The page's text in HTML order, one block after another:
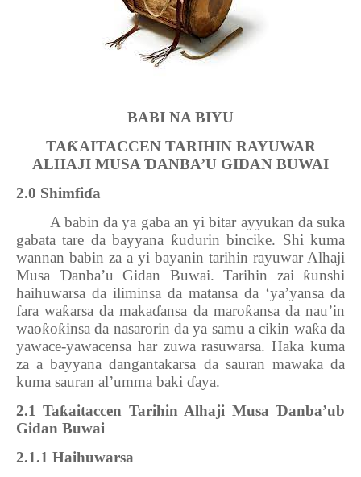
BABI NA BIYU
TAƘAITACCEN TARIHIN RAYUWAR
ALHAJI MUSA ƊANBA’U GIDAN BUWAI
2.0 Shimfiɗa
A babin da ya gaba an yi bitar ayyukan da suka
gabata tare da bayyana ƙudurin bincike. Shi kuma
wannan babin za a yi bayanin tarihin rayuwar Alhaji
Musa Ɗanba’u Gidan Buwai. Tarihin zai ƙunshi
haihuwarsa da iliminsa da matansa da ‘ya’yansa da
fara waƙarsa da makaɗansa da maroƙansa da nau’in
waoƙoƙinsa da nasarorin da ya samu a cikin waƙa da
yawace-yawacensa har zuwa rasuwarsa. Haka kuma
za a bayyana dangantakarsa da sauran mawaƙa da
kuma sauran al’umma baki ɗaya.
2.1 Taƙaitaccen Tarihin Alhaji MusaƊanba’ub
Gidan Buwai
2.1.1 Haihuwarsa